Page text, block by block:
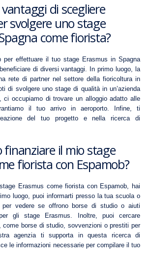
di scegliere
svolgere uno stage
come fiorista?
per effettuare il tuo stage Erasmus in Spagna
di diversi vantaggi. In primo luogo, la
rete di partner nel settore della fioricoltura in
di svolgere uno stage di qualità in un’azienda
ci occupiamo di trovare un alloggio adatto alle
il tuo arrivo in aeroporto. Infine, ti
del tuo progetto e nella ricerca di
finanziare il mio stage
fiorista con Espamob?
Erasmus come fiorista con Espamob, hai
luogo, puoi informarti presso la tua scuola o
per vedere se offrono borse di studio o aiuti
gli stage Erasmus. Inoltre, puoi cercare
come borse di studio, sovvenzioni o prestiti per
agenzia ti supporta in questa ricerca di
le informazioni necessarie per compilare il tuo